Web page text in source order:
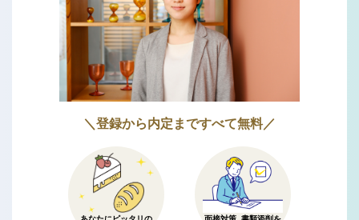
＼登録から内定まですべて無料／